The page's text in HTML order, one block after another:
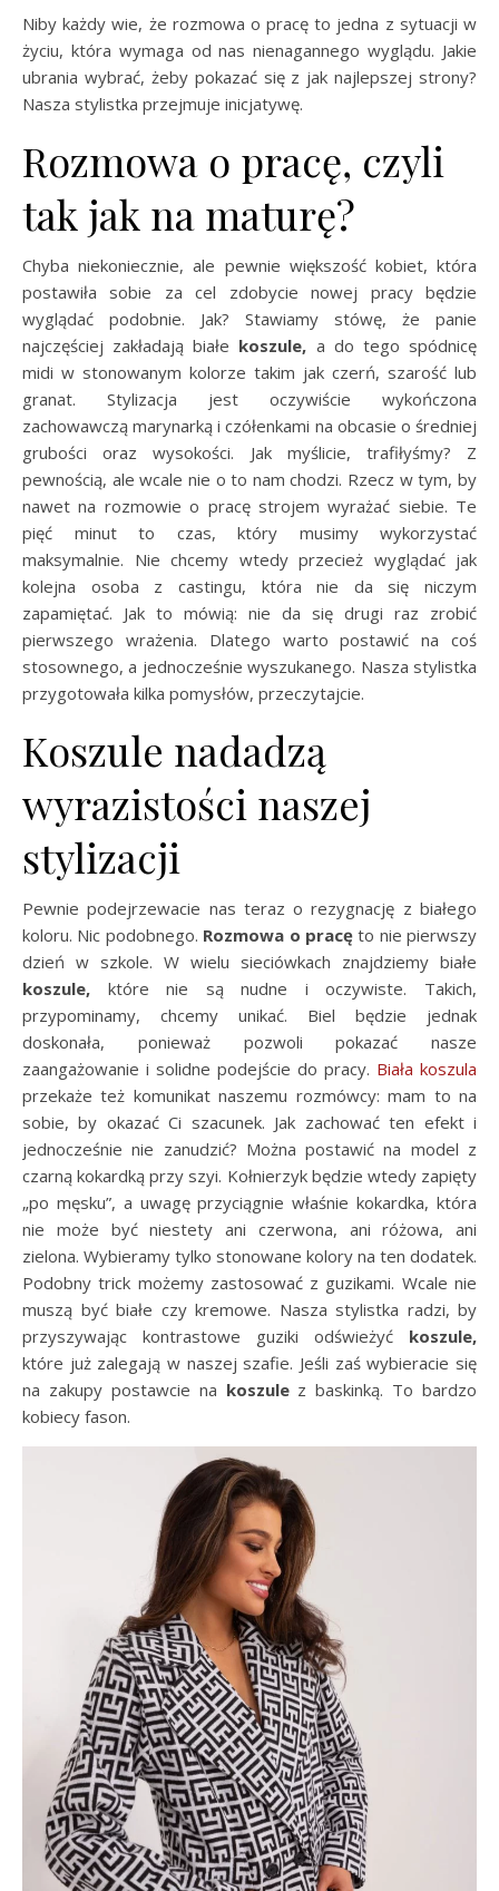
Niby każdy wie, że rozmowa o pracę to jedna z sytuacji w
życiu, która wymaga od nas nienagannego wyglądu. Jakie
ubrania wybrać, żeby pokazać się z jak najlepszej strony?
Nasza stylistka przejmuje inicjatywę.
Rozmowa o pracę, czyli
tak jak na maturę?
Chyba niekoniecznie, ale pewnie większość kobiet, która
postawiła sobie za cel zdobycie nowej pracy będzie
wyglądać podobnie. Jak? Stawiamy stówę, że panie
najczęściej zakładają białe koszule, a do tego spódnicę
midi w stonowanym kolorze takim jak czerń, szarość lub
granat. Stylizacja jest oczywiście wykończona
zachowawczą marynarką i czółenkami na obcasie o średniej
grubości oraz wysokości. Jak myślicie, trafiłyśmy? Z
pewnością, ale wcale nie o to nam chodzi. Rzecz w tym, by
nawet na rozmowie o pracę strojem wyrażać siebie. Te
pięć minut to czas, który musimy wykorzystać
maksymalnie. Nie chcemy wtedy przecież wyglądać jak
kolejna osoba z castingu, która nie da się niczym
zapamiętać. Jak to mówią: nie da się drugi raz zrobić
pierwszego wrażenia. Dlatego warto postawić na coś
stosownego, a jednocześnie wyszukanego. Nasza stylistka
przygotowała kilka pomysłów, przeczytajcie.
Koszule nadadzą
wyrazistości naszej
stylizacji
Pewnie podejrzewacie nas teraz o rezygnację z białego
koloru. Nic podobnego. Rozmowa o pracęto nie pierwszy
dzień w szkole. W wielu sieciówkach znajdziemy białe
koszule, które nie są nudne i oczywiste. Takich,
przypominamy, chcemy unikać. Biel będzie jednak
doskonała, ponieważ pozwoli pokazać nasze
zaangażowanie i solidne podejście do pracy. Biała koszula
przekaże też komunikat naszemu rozmówcy: mam to na
sobie, by okazać Ci szacunek. Jak zachować ten efekt i
jednocześnie nie zanudzić? Można postawić na model z
czarną kokardką przy szyi. Kołnierzyk będzie wtedy zapięty
„po męsku”, a uwagę przyciągnie właśnie kokardka, która
nie może być niestety ani czerwona, ani różowa, ani
zielona. Wybieramy tylko stonowane kolory na ten dodatek.
Podobny trick możemy zastosować z guzikami. Wcale nie
muszą być białe czy kremowe. Nasza stylistka radzi, by
przyszywając kontrastowe guziki odświeżyć koszule,
które już zalegają w naszej szafie. Jeśli zaś wybieracie się
na zakupy postawcie na koszulez baskinką. To bardzo
kobiecy fason.